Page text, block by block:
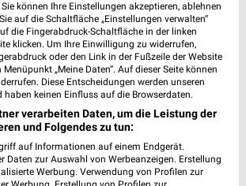
PROSPEKT BLÄTTERN
Sie können Ihre Einstellungen akzeptieren, ablehnen
auf die Schaltfläche „Einstellungen verwalten“
die Fingerabdruck-Schaltfläche in der linken
klicken. Um Ihre Einwilligung zu widerrufen,
oder den Link in der Fußzeile der Website
„Meine Daten“. Auf dieser Seite können
Diese Entscheidungen werden unseren
keinen Einfluss auf die Browserdaten.
verarbeiten Daten, um die Leistung der
und Folgendes zu tun:
auf Informationen auf einem Endgerät.
Daten zur Auswahl von Werbeanzeigen. Erstellung
Werbung. Verwendung von Profilen zur